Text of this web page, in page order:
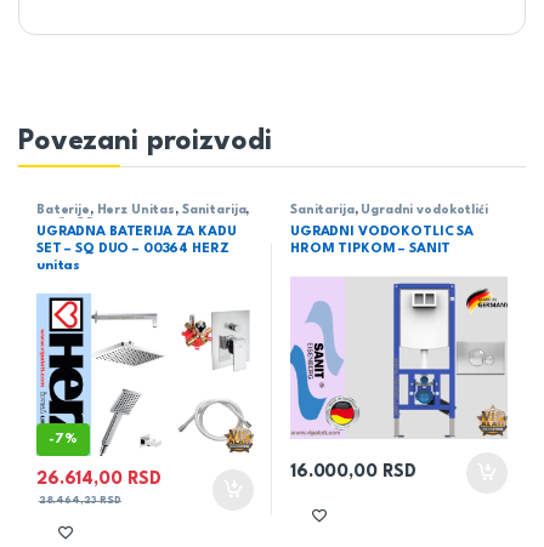
Povezani proizvodi
Baterije , Herz Unitas , Sanitarija,
UGRADNA BATERIJA ZA KADU
SET – SQ DUO – 00364 HERZ
unitas
-7%
26.614,00 RSD
28.464,23RSD
Sanitarija, Ugradni vodokotlići
UGRADNI VODOKOTLIC SA
HROM TIPKOM – SANIT
16.000,00 RSD